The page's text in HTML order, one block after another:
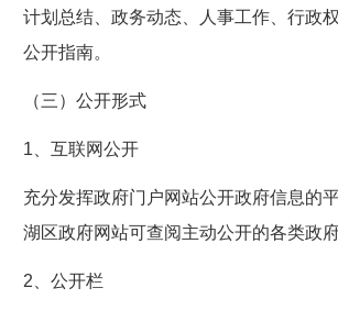
计划总结、政务动态、人事工作、行政
公开指南。
（三）公开形式
1、互联网公开
充分发挥政府门户网站公开政府信息的
湖区政府网站可查阅主动公开的各类政府
2、公开栏